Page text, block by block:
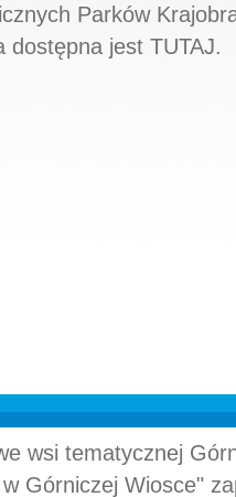
Parków
dostępna jest TUTAJ.
wsi tematycznej
Górniczej Wiosce"